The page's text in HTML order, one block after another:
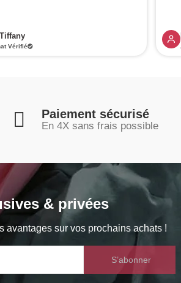
Vérifié
Paiement sécurisé
En 4X sans frais possible
& privées
avantages sur vos prochains achats !
S’abonner